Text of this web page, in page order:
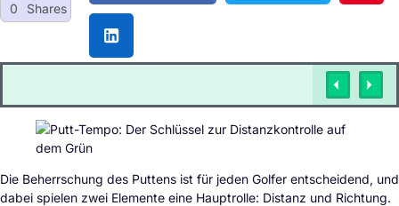
0 Shares
Die Beherrschung des Puttens ist für jeden Golfer entscheidend, und
dabei spielen zwei Elemente eine Hauptrolle: Distanz und Richtung.